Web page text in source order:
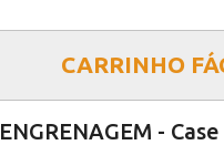
CARRINHO
ENGRENAGEM - Case